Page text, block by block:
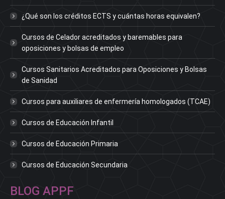
¿Qué son los créditos ECTS y cuántas horas equivalen?
Cursos de Celador acreditados y baremables para
oposiciones y bolsas de empleo
Cursos Sanitarios Acreditados para Oposiciones y Bolsas
de Sanidad
Cursos para auxiliares de enfermería homologados (TCAE)
Cursos de Educación Infantil
Cursos de Educación Primaria
Cursos de Educación Secundaria
BLOG APPF